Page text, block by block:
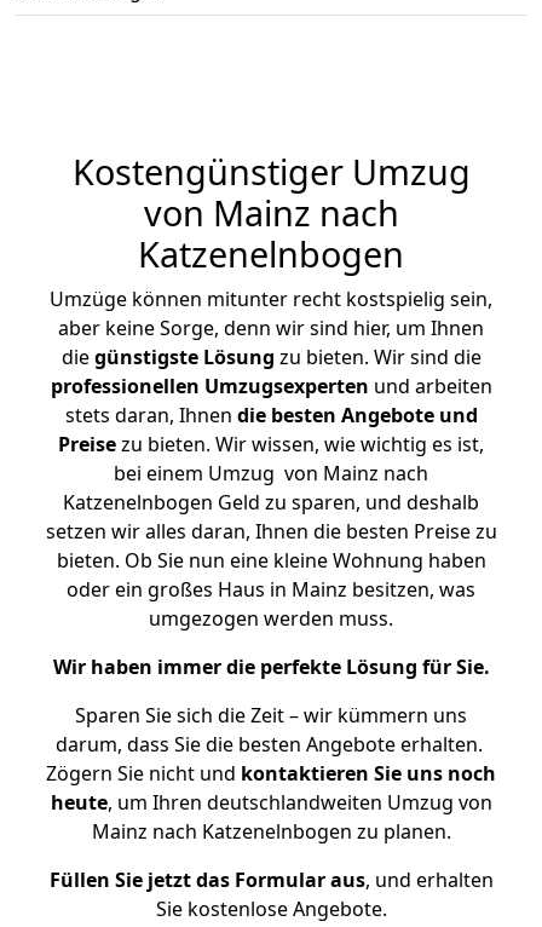
Kostengünstiger Umzug
von Mainz nach
Katzenelnbogen
Umzüge können mitunter recht kostspielig sein,
aber keine Sorge, denn wir sind hier, um Ihnen
diegünstigste Lösung zu bieten. Wir sind die
professionellen Umzugsexperten und arbeiten
stets daran, Ihnen die besten Angebote und
Preisezu bieten. Wir wissen, wie wichtig es ist,
bei einem Umzug von Mainz nach
Katzenelnbogen Geld zu sparen, und deshalb
setzen wir alles daran, Ihnen die besten Preise zu
bieten. Ob Sie nun eine kleine Wohnung haben
oder ein großes Haus in Mainz besitzen, was
umgezogen werden muss.
Wir haben immer die perfekte Lösung für Sie.
Sparen Sie sich die Zeit – wir kümmern uns
darum, dass Sie die besten Angebote erhalten.
Zögern Sie nicht und kontaktieren Sie uns noch
heute, um Ihren deutschlandweiten Umzug von
Mainz nach Katzenelnbogen zu planen.
Füllen Sie jetzt das Formular aus, und erhalten
Sie kostenlose Angebote.